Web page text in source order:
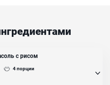
с рисом
4порции